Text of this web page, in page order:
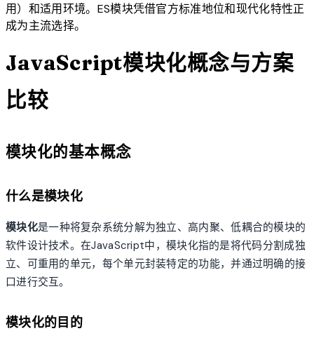
用）和适用环境。ES模块凭借官方标准地位和现代化特性正
成为主流选择。
JavaScript模块化概念与方案
比较
模块化的基本概念
什么是模块化
模块化是一种将复杂系统分解为独立、高内聚、低耦合的模块的
软件设计技术。在JavaScript中，模块化指的是将代码分割成独
立、可重用的单元，每个单元封装特定的功能，并通过明确的接
口进行交互。
模块化的目的